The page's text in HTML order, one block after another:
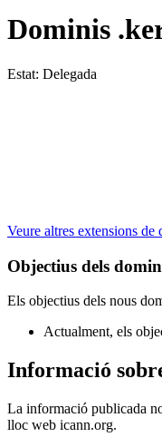
Dominis
Estat: Delegada
Veure altres extensions de
Objectius dels
Els objectius dels nous
Actualment, els
Informació
La informació publicada
lloc web icann.org.